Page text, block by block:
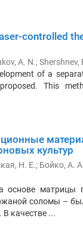
controlled
A. N.;Shershnev,
of a
This
культур
Н. Е.; Бойко, А. А.
основе матрицы
соломы –
качестве ...